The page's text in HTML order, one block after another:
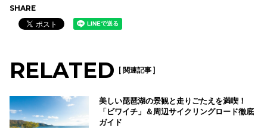
SHARE
RELATED [ 関連記事 ]
美しい琵琶湖の景観と走りごたえを満喫！
「ビワイチ」＆周辺サイクリングロード徹底
ガイド